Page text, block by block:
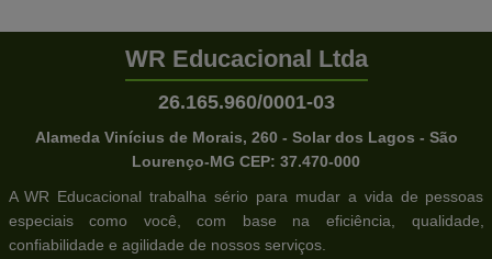
WR Educacional Ltda
26.165.960/0001-03
Alameda Vinícius de Morais, 260 - Solar dos Lagos - São
Lourenço-MG CEP: 37.470-000
A WR Educacional trabalha sério para mudar a vida de pessoas
especiais como você, com base na eficiência, qualidade,
confiabilidade e agilidade de nossos serviços.